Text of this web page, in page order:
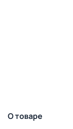
О товаре